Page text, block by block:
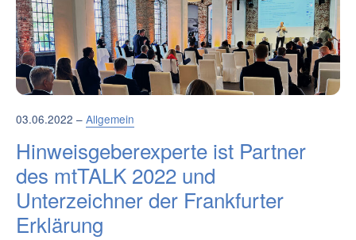
03.06.2022 – Allgemein
Hinweisgeberexperte ist Partner
des mtTALK 2022 und
Unterzeichner der Frankfurter
Erklärung